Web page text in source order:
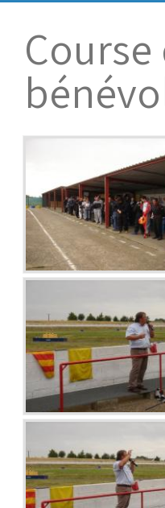
Course
Bénévoles
Les 50 ans du club
Dons aux associations
Vue aérienne
Chronos et Rapports
Horaires d'ouverture
Equipements Vidéo
Droits de piste
Homologation circuit